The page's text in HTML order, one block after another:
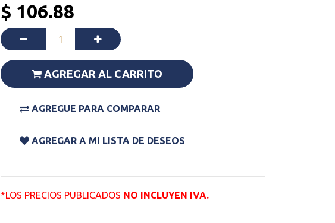
$ 106.88
AGREGAR AL CARRITO
AGREGUE PARA COMPARAR
AGREGAR A MI LISTA DE DESEOS
*LOS PRECIOS PUBLICADOS NO INCLUYEN IVA.